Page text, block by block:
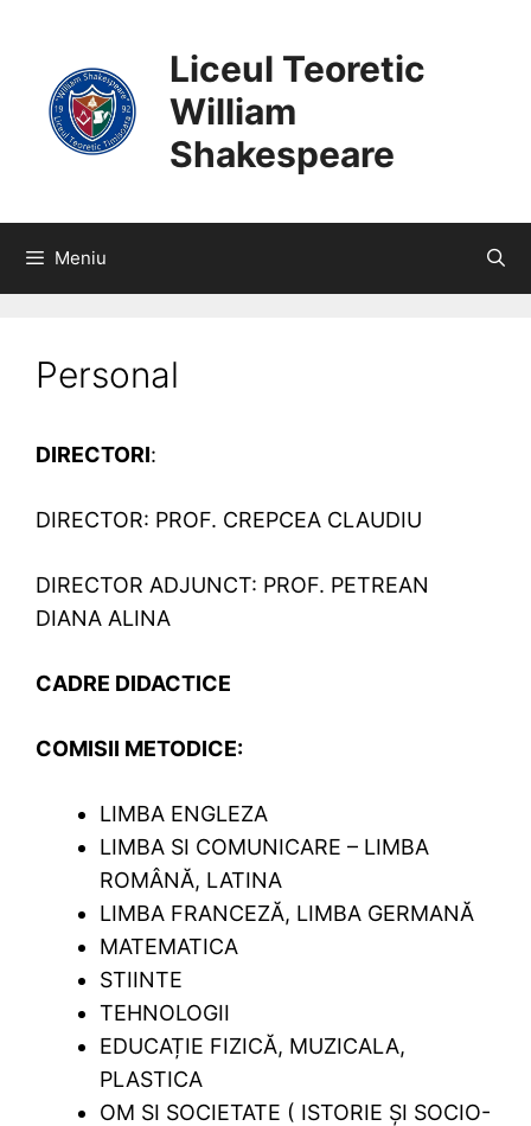
CONȚINUT
Liceul Teoretic
William
Shakespeare
Meniu
Personal
DIRECTORI:
DIRECTOR: PROF. CREPCEA CLAUDIU
DIRECTOR ADJUNCT: PROF. PETREAN
DIANA ALINA
CADRE DIDACTICE
COMISII METODICE:
LIMBA ENGLEZA
LIMBA SI COMUNICARE – LIMBA
ROMÂNĂ, LATINA
LIMBA FRANCEZĂ, LIMBA GERMANĂ
MATEMATICA
STIINTE
TEHNOLOGII
EDUCAȚIE FIZICĂ, MUZICALA,
PLASTICA
OM SI SOCIETATE ( ISTORIE ŞI SOCIO-